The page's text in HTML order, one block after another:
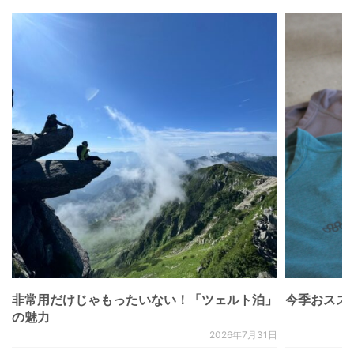
非常用だけじゃもったいない！「ツェルト泊」
の魅力
2026年7月31日
今季おスス